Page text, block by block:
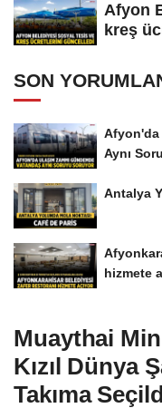
Afyon
kreş
SON
Afyon'da
Aynı
Antalya
hizmete
Muaythai
Kızıl Dünya
Takıma